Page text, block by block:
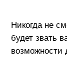
Никогда не
будет звать
возможности